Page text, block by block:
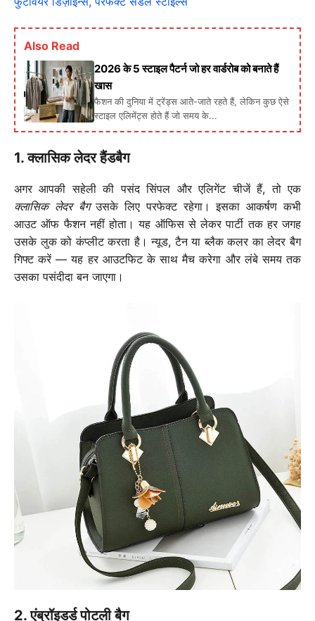
Also Read
2026 के 5 स्टाइल पैटर्न जो हर वार्डरोब को बनाते हैं
खास
फैशन की दुनिया में ट्रेंड्स आते-जाते रहते हैं, लेकिन कुछ ऐसे
स्टाइल एलिमेंट्स होते हैं जो समय के...
1. क्लासिक लेदर हैंडबैग
अगर आपकी सहेली की पसंद सिंपल और एलिगेंट चीजें हैं, तो एक
क्लासिक लेदर बैगउसके लिए परफेक्ट रहेगा। इसका आकर्षण कभी
आउट ऑफ फैशन नहीं होता। यह ऑफिस से लेकर पार्टी तक हर जगह
उसके लुक को कंप्लीट करता है। न्यूड, टैन या ब्लैक कलर का लेदर बैग
गिफ्ट करें — यह हर आउटफिट के साथ मैच करेगा और लंबे समय तक
उसका पसंदीदा बन जाएगा।
2. एंब्रॉइडर्ड पोटली बैग